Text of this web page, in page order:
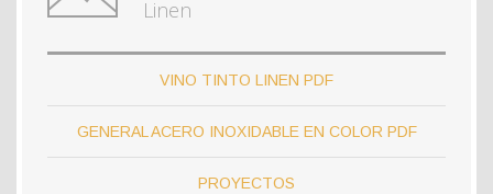
Linen
VINO TINTO LINEN PDF
GENERAL ACERO INOXIDABLE EN COLOR PDF
PROYECTOS